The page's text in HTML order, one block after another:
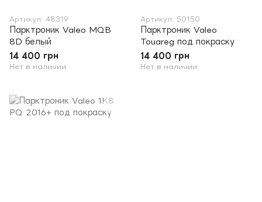
Артикул: 48319
Парктроник Valeo MQB
8D белый
14 400 грн
Нет в наличии
Артикул: 50150
Парктроник Valeo
Touareg под покраску
14 400 грн
Нет в наличии